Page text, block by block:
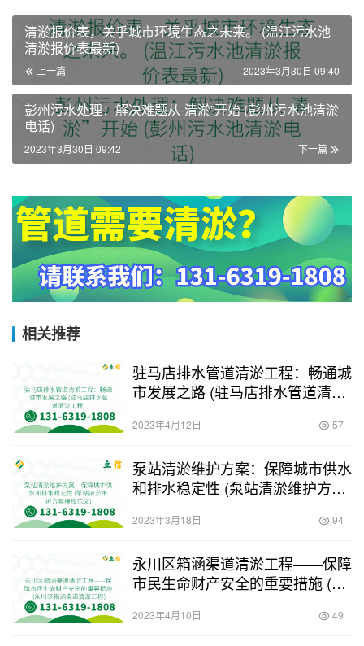
清淤报价表，关乎城市环境生态之未来。 (温江污水池
清淤报价表最新)
上一篇 2023年3月30日 09:40
彭州污水处理：解决难题从-清淤”开始 (彭州污水池清淤
电话)
下一篇
2023年3月30日 09:42
相关推荐
驻马店排水管道清淤工程：畅通城
市发展之路 (驻马店排水管道清淤
2023年4月12日 57
泵站清淤维护方案：保障城市供水
和排水稳定性 (泵站清淤维护方案
2023年3月18日 94
永川区箱涵渠道清淤工程——保障
市民生命财产安全的重要措施 (永
2023年4月10日 49